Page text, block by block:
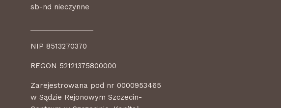
sb-nd nieczynne
NIP 8513270370
REGON 52121375800000
Zarejestrowana pod nr 0000953465
w Sądzie Rejonowym Szczecin-